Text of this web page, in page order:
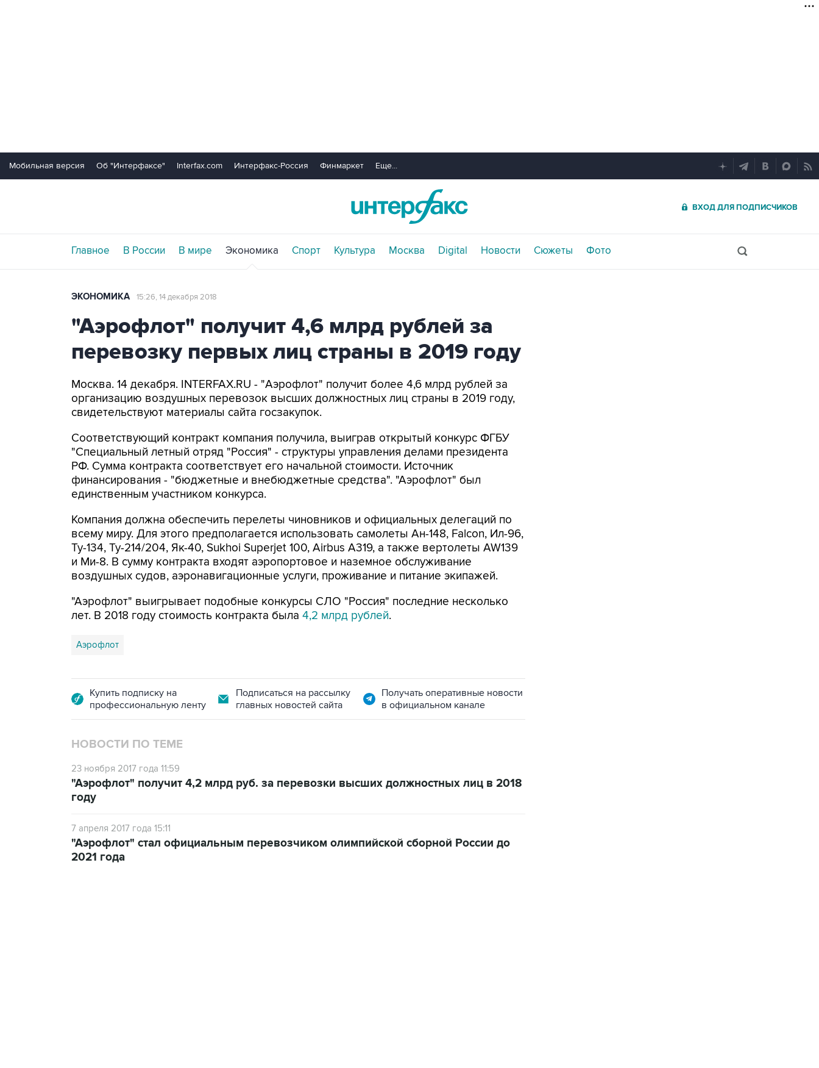
Мобильная версия Об "Интерфаксе" Interfax.com Интерфакс-Россия Финмаркет Еще...
ВХОД ДЛЯ ПОДПИСЧИКОВ
Главное В России В мире Экономика Спорт Культура Москва Digital Новости Сюжеты Фото
ЭКОНОМИКА 15:26, 14 декабря 2018
"Аэрофлот" получит 4,6 млрд рублей за
перевозку первых лиц страны в 2019 году
Москва. 14 декабря. INTERFAX.RU - "Аэрофлот" получит более 4,6 млрд рублей за
организацию воздушных перевозок высших должностных лиц страны в 2019 году,
свидетельствуют материалы сайта госзакупок.
Соответствующий контракт компания получила, выиграв открытый конкурс ФГБУ
"Специальный летный отряд "Россия" - структуры управления делами президента
РФ. Сумма контракта соответствует его начальной стоимости. Источник
финансирования - "бюджетные и внебюджетные средства". "Аэрофлот" был
единственным участником конкурса.
Компания должна обеспечить перелеты чиновников и официальных делегаций по
всему миру. Для этого предполагается использовать самолеты Ан-148, Falcon, Ил-96,
Ту-134, Ту-214/204, Як-40, Sukhoi Superjet 100, Airbus A319, а также вертолеты AW139
и Ми-8. В сумму контракта входят аэропортовое и наземное обслуживание
воздушных судов, аэронавигационные услуги, проживание и питание экипажей.
"Аэрофлот" выигрывает подобные конкурсы СЛО "Россия" последние несколько
лет. В 2018 году стоимость контракта была 4,2 млрд рублей.
Аэрофлот
Купить подписку на
профессиональную ленту
Подписаться на рассылку
главных новостей сайта
Получать оперативные новости
в официальном канале
НОВОСТИ ПО ТЕМЕ
23 ноября 2017 года 11:59
"Аэрофлот" получит 4,2 млрд руб. за перевозки высших должностных лиц в 2018
году
7 апреля 2017 года 15:11
"Аэрофлот" стал официальным перевозчиком олимпийской сборной России до
2021 года